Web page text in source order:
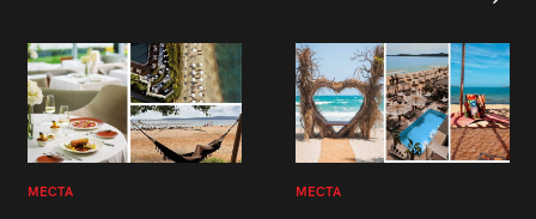
МЕСТА МЕСТА